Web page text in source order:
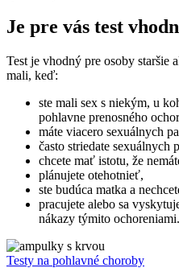
Je pre vás test
Test je vhodný pre osoby staršie
mali, keď:
ste mali sex s niekým, u
pohlavne prenosného
máte viacero sexuálnych
často striedate sexuálnych
chcete mať istotu, že
plánujete otehotnieť,
ste budúca matka a
pracujete alebo sa
nákazy týmito ochoreniami.
Testy na pohlavné choroby